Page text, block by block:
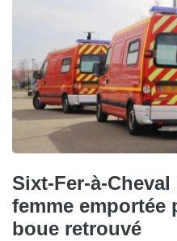
Sixt-Fer-à-
femme emportée
boue retrouvé